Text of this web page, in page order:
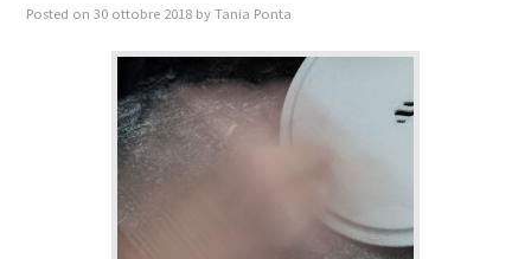
Posted on30 ottobre 2018 byTania Ponta